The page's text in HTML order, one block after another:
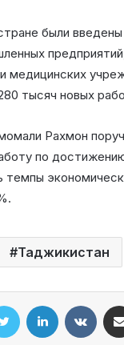
были
медицинских
тысяч новых
Рахмон
по
темпы
Таджикистан